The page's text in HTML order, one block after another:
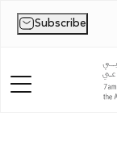
Subscribe